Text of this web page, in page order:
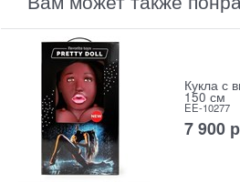
Кукла с
150 см
EE-10277
7 900